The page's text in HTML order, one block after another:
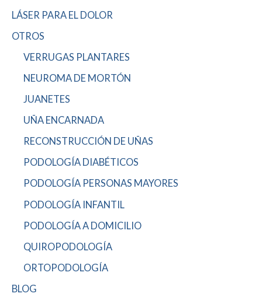
LÁSER PARA EL DOLOR
OTROS
VERRUGAS PLANTARES
NEUROMA DE MORTÓN
JUANETES
UÑA ENCARNADA
RECONSTRUCCIÓN DE UÑAS
PODOLOGÍA DIABÉTICOS
PODOLOGÍA PERSONAS MAYORES
PODOLOGÍA INFANTIL
PODOLOGÍA A DOMICILIO
QUIROPODOLOGÍA
ORTOPODOLOGÍA
BLOG